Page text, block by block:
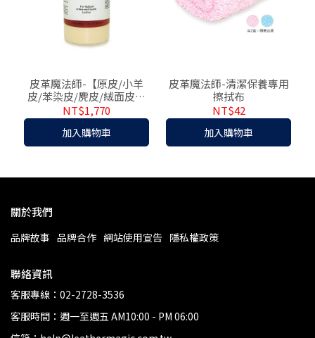
皮革魔法師-【原皮/小羊
皮/苯染皮/麂皮/絨面皮】
專用保養乳500ml
NT$1,770
加入購物車
皮革魔法師-清潔保養專用
擦拭布
NT$42
加入購物車
關於我們
品牌故事 品牌合作 網站使用宣告 隱私權政策
聯絡資訊
客服專線：02-2728-3536
客服時間：週一至週五 AM10:00 - PM 06:00